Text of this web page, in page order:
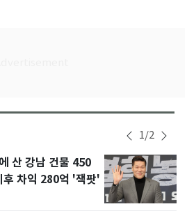
1/2
산 강남 건물 450
차익 280억 '잭팟'